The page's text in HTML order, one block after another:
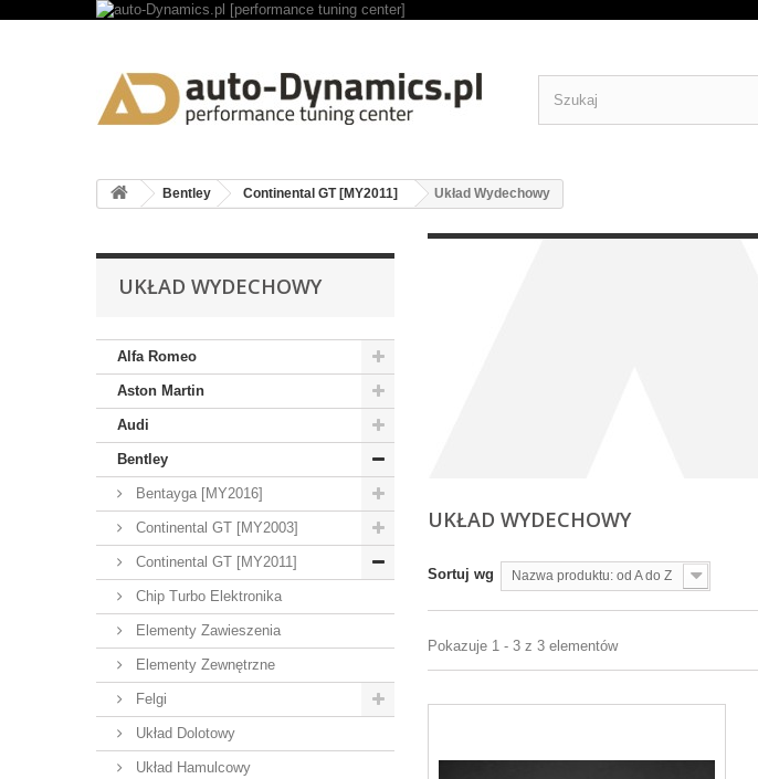
Bentley Continental GT [MY2011] Układ Wydechowy
UKŁAD WYDECHOWY
Alfa Romeo
Aston Martin
Audi
Bentley
Bentayga [MY2016]
Continental GT [MY2003]
Continental GT [MY2011]
Chip Turbo Elektronika
Elementy Zawieszenia
Elementy Zewnętrzne
Felgi
Układ Dolotowy
Układ Hamulcowy
UKŁAD WYDECHOWY
Sortuj wg Nazwa produktu: od A do Z
Pokazuje 1 - 3 z 3 elementów